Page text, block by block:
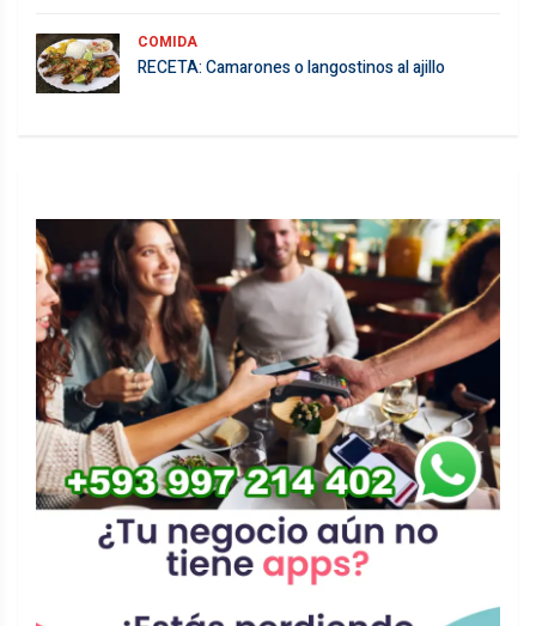
COMIDA
RECETA: Camarones o langostinos al ajillo